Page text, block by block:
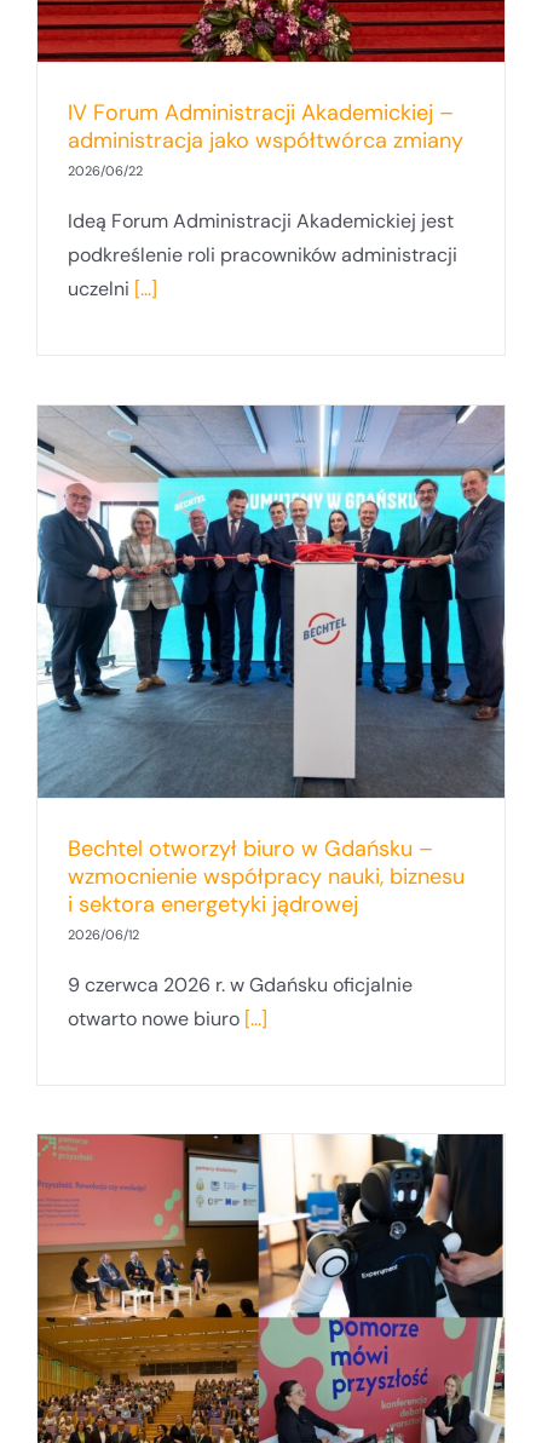
IV Forum Administracji Akademickiej –
administracja jako współtwórca zmiany
2026/06/22
Ideą Forum Administracji Akademickiej jest
podkreślenie roli pracowników administracji
uczelni [...]
Bechtel otworzył biuro w Gdańsku –
wzmocnienie współpracy nauki, biznesu
i sektora energetyki jądrowej
2026/06/12
9 czerwca 2026 r. w Gdańsku oficjalnie
otwarto nowe biuro [...]